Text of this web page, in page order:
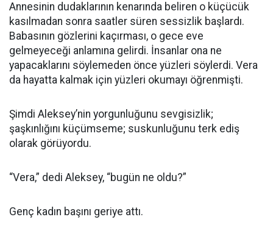
Annesinin dudaklarının kenarında beliren o küçücük
kasılmadan sonra saatler süren sessizlik başlardı.
Babasının gözlerini kaçırması, o gece eve
gelmeyeceği anlamına gelirdi. İnsanlar ona ne
yapacaklarını söylemeden önce yüzleri söylerdi. Vera
da hayatta kalmak için yüzleri okumayı öğrenmişti.
Şimdi Aleksey’nin yorgunluğunu sevgisizlik;
şaşkınlığını küçümseme; suskunluğunu terk ediş
olarak görüyordu.
“Vera,” dedi Aleksey, “bugün ne oldu?”
Genç kadın başını geriye attı.